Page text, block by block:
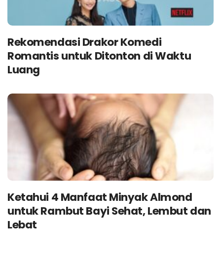
Rekomendasi Drakor Komedi
Romantis untuk Ditonton di Waktu
Luang
Ketahui 4 Manfaat Minyak Almond
untuk Rambut Bayi Sehat, Lembut dan
Lebat